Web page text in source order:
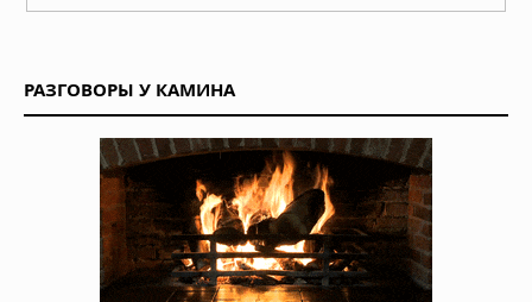
04.08.2026 в 11:13
Астероиды: не хаос, а порядок,
выстроенный за миллиарды лет
04.08.2026 в 10:30
Как солнечный ветер лишил Марс
атмосферы: физический механизм
раскрыт
РАЗГОВОРЫ У КАМИНА